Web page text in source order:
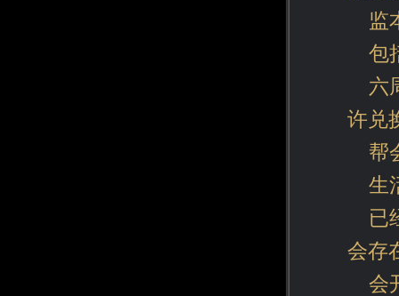
监
包
六
许兑
帮
生
已
会存
会